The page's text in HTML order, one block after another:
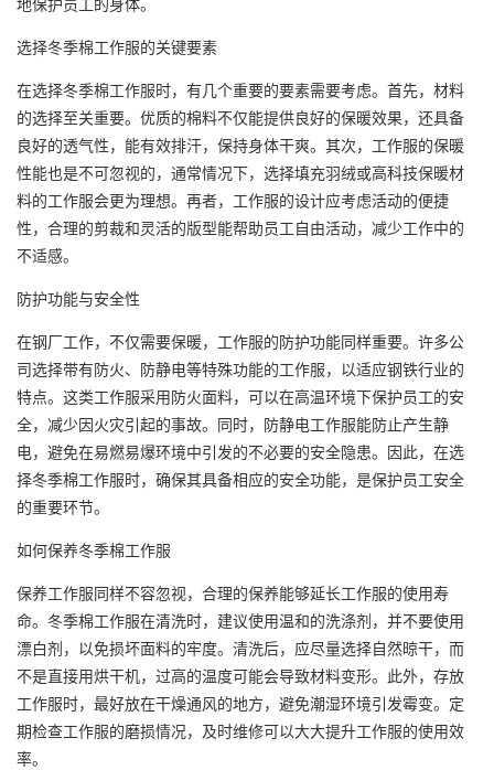
选择冬季棉工作服的关键要素
在选择冬季棉工作服时，有几个重要的要素需要考虑。首先，材料
的选择至关重要。优质的棉料不仅能提供良好的保暖效果，还具备
良好的透气性，能有效排汗，保持身体干爽。其次，工作服的保暖
性能也是不可忽视的，通常情况下，选择填充羽绒或高科技保暖材
料的工作服会更为理想。再者，工作服的设计应考虑活动的便捷
性，合理的剪裁和灵活的版型能帮助员工自由活动，减少工作中的
不适感。
防护功能与安全性
在钢厂工作，不仅需要保暖，工作服的防护功能同样重要。许多公
司选择带有防火、防静电等特殊功能的工作服，以适应钢铁行业的
特点。这类工作服采用防火面料，可以在高温环境下保护员工的安
全，减少因火灾引起的事故。同时， 防静电工作服能防止产生静
电，避免在易燃易爆环境中引发的不必要的安全隐患。因此，在选
择冬季棉工作服时，确保其具备相应的安全功能，是保护员工安全
的重要环节。
如何保养冬季棉工作服
保养工作服同样不容忽视，合理的保养能够延长工作服的使用寿
命。冬季棉工作服在清洗时，建议使用温和的洗涤剂，并不要使用
漂白剂，以免损坏面料的牢度。清洗后，应尽量选择自然晾干，而
不是直接用烘干机，过高的温度可能会导致材料变形。此外，存放
工作服时，最好放在干燥通风的地方，避免潮湿环境引发霉变。定
期检查工作服的磨损情况，及时维修可以大大提升工作服的使用效
率。